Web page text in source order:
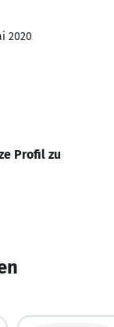
2020
Profil zu